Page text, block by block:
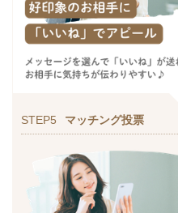
STEP5 マッチング投票